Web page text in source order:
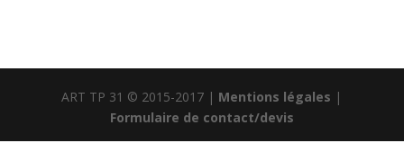
ART TP 31 © 2015-2017 | Mentions légales |
Formulaire de contact/devis